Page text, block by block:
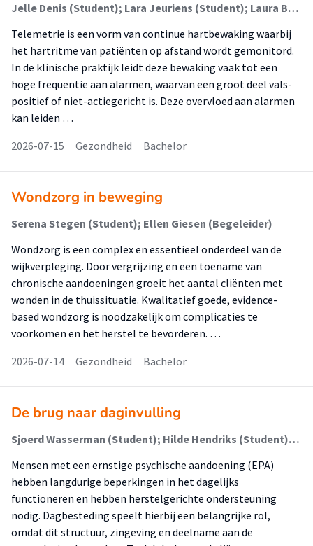
Jelle Denis (Student); Lara Jeuriens (Student); Laura Beunen-Verbeek (Begeleider)
Telemetrie is een vorm van continue hartbewaking waarbij
het hartritme van patiënten op afstand wordt gemonitord.
In de klinische praktijk leidt deze bewaking vaak tot een
hoge frequentie aan alarmen, waarvan een groot deel vals-
positief of niet-actiegericht is. Deze overvloed aan alarmen
kan leiden …
2026-07-15
Gezondheid Bachelor
Wondzorg in beweging
Serena Stegen (Student); Ellen Giesen (Begeleider)
Wondzorg is een complex en essentieel onderdeel van de
wijkverpleging. Door vergrijzing en een toename van
chronische aandoeningen groeit het aantal cliënten met
wonden in de thuissituatie. Kwalitatief goede, evidence-
based wondzorg is noodzakelijk om complicaties te
voorkomen en het herstel te bevorderen. …
2026-07-14
Gezondheid Bachelor
De brug naar daginvulling
Sjoerd Wasserman (Student); Hilde Hendriks (Student); Simone Arkesteijn (Begeleider)
Mensen met een ernstige psychische aandoening (EPA)
hebben langdurige beperkingen in het dagelijks
functioneren en hebben herstelgerichte ondersteuning
nodig. Dagbesteding speelt hierbij een belangrijke rol,
omdat dit structuur, zingeving en deelname aan de